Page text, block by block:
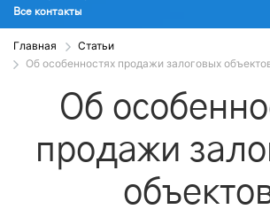
Все контакты
Главная
Статьи
Об особенностях продажи залоговых
Об
продажи